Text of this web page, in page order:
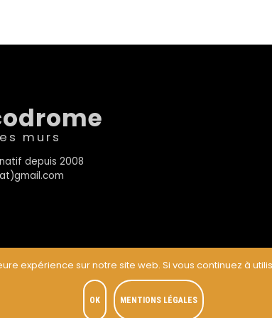
murs
depuis 2008
expérience sur notre site web. Si vous continuez à
OK MENTIONS LÉGALES